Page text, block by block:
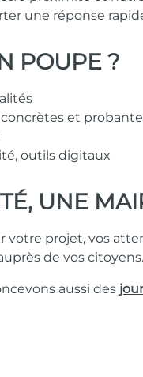
une réponse
POUPE ?
concrètes et
outils digitaux
UNE
votre projet, vos
de vos citoyens.
aussi des